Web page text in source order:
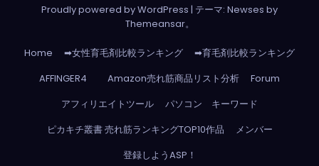
Proudly powered by WordPress | テーマ: Newses by
Themeansar。
Home ➡女性育毛剤比較ランキング
➡育毛剤比較ランキング
AFFINGER4
Amazon売れ筋商品リスト分析
Forum
アフィリエイトツール
パソコン キーワード
ピカキチ叢書 売れ筋ランキングTOP10作品
メンバー
登録しようASP！